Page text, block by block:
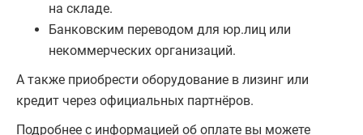
на складе.
Банковским переводом для юр.лиц или
некоммерческих организаций.
А также приобрести оборудование в лизинг или
кредит через официальных партнёров.
Подробнее с информацией об оплате вы можете